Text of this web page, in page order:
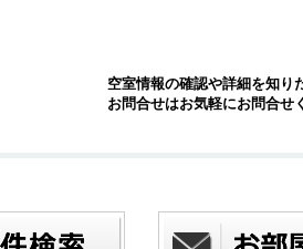
空室情報の確認や詳細を知り
お問合せはお気軽にお問合せ